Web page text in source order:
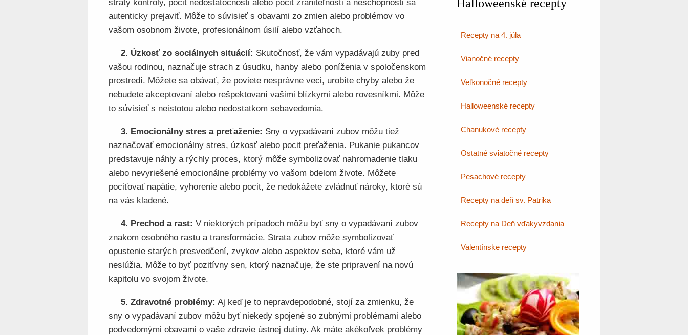
straty kontroly, pocit nedostatočnosti alebo pocit zraniteľnosti a neschopnosti sa
autenticky prejaviť. Môže to súvisieť s obavami zo zmien alebo problémov vo
vašom osobnom živote, profesionálnom úsilí alebo vzťahoch.
2. Úzkosť zo sociálnych situácií: Skutočnosť, že vám vypadávajú zuby pred
vašou rodinou, naznačuje strach z úsudku, hanby alebo poníženia v spoločenskom
prostredí. Môžete sa obávať, že poviete nesprávne veci, urobíte chyby alebo že
nebudete akceptovaní alebo rešpektovaní vašimi blízkymi alebo rovesníkmi. Môže
to súvisieť s neistotou alebo nedostatkom sebavedomia.
3. Emocionálny stres a preťaženie: Sny o vypadávaní zubov môžu tiež
naznačovať emocionálny stres, úzkosť alebo pocit preťaženia. Pukanie pukancov
predstavuje náhly a rýchly proces, ktorý môže symbolizovať nahromadenie tlaku
alebo nevyriešené emocionálne problémy vo vašom bdelom živote. Môžete
pociťovať napätie, vyhorenie alebo pocit, že nedokážete zvládnuť nároky, ktoré sú
na vás kladené.
4. Prechod a rast: V niektorých prípadoch môžu byť sny o vypadávaní zubov
znakom osobného rastu a transformácie. Strata zubov môže symbolizovať
opustenie starých presvedčení, zvykov alebo aspektov seba, ktoré vám už
neslúžia. Môže to byť pozitívny sen, ktorý naznačuje, že ste pripravení na novú
kapitolu vo svojom živote.
5. Zdravotné problémy: Aj keď je to nepravdepodobné, stojí za zmienku, že
sny o vypadávaní zubov môžu byť niekedy spojené so zubnými problémami alebo
podvedomými obavami o vaše zdravie ústnej dutiny. Ak máte akékoľvek problémy
Halloweenské recepty
Recepty na 4. júla
Vianočné recepty
Veľkonočné recepty
Halloweenské recepty
Chanukové recepty
Ostatné sviatočné recepty
Pesachové recepty
Recepty na deň sv. Patrika
Recepty na Deň vďakyvzdania
Valentínske recepty